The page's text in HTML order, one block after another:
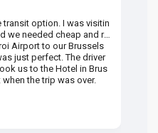
transit option. I was visitin
we needed cheap and re
Airport to our Brussels
just perfect. The driver
us to the Hotel in Brus
the trip was over.